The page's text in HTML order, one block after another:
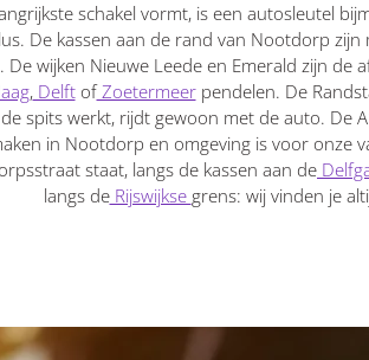
schakel vormt, is een autosleutel
De kassen aan de rand van Nootdorp
wijken Nieuwe Leede en Emerald zijn de
,DelftofZoetermeerpendelen. De
spits werkt, rijdt gewoon met de auto. De
in Nootdorp en omgeving is voor onze
staat, langs de kassen aan de
langs deRijswijkse grens: wij vinden je